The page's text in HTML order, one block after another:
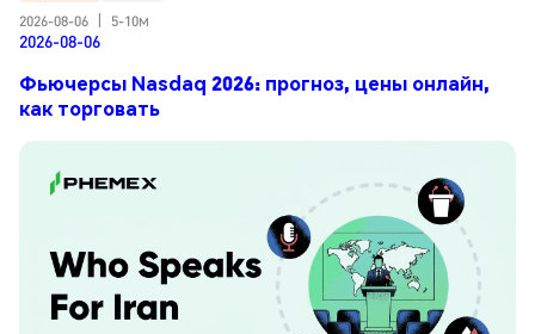
2026-08-06
5-10м
2026-08-06
Фьючерсы Nasdaq 2026: прогноз, цены онлайн,
как торговать